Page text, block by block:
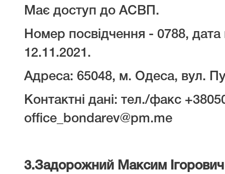
Має доступ до АСВП.
Номер посвідчення - 0788, дата
12.11.2021.
Адреса: 65048, м. Одеса, вул.
Контактні дані: тел./факс
office_bondarev@pm.me
3.Задорожний Максим Ігорович